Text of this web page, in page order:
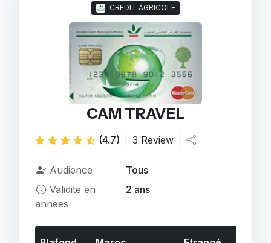
CREDIT AGRICOLE
CAM TRAVEL
(4.7) 3 Review
Audience
Tous
Validite en
annees
2 ans